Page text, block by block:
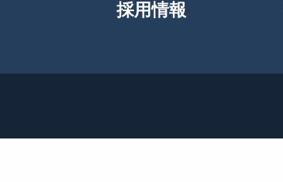
採用情報